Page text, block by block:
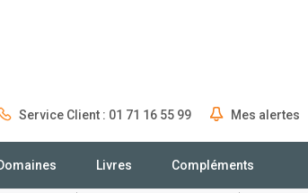
Service Client : 01 71 16 55 99 Mes alertes
Livres Compléments